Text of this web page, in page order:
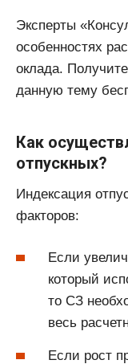
Эксперты
особенностях
оклада.
данную тему
Как
отпускных?
Индексация
факторов:
Если
который
то СЗ
весь
Если рост